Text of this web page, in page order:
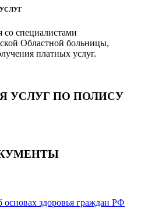
со специалистами
Областной больницы,
платных услуг.
УСЛУГ ПО ПОЛИСУ
основах здоровья граждан РФ